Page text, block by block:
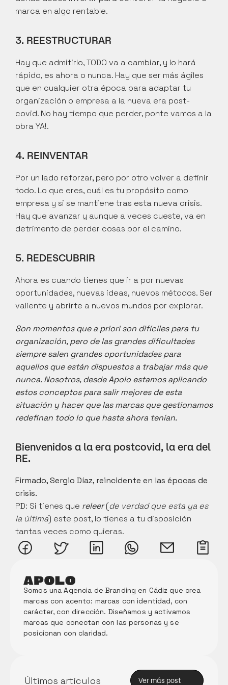
Somos una Agencia de Branding en Cádiz que crea
marcas con acento: marcas con identidad, con
carácter, con dirección. Diseñamos y activamos
marcas que conectan con las personas y se
posicionan con claridad.
marca en algo rentable.
3. REESTRUCTURAR
Hay que admitirlo, TODO va a cambiar, y lo hará
rápido, es ahora o nunca. Hay que ser más ágiles
que en cualquier otra época para adaptar tu
organización o empresa a la nueva era post-
covid. No hay tiempo que perder, ponte vamos a la
obra YA!.
4. REINVENTAR
Por un lado reforzar, pero por otro volver a definir
todo. Lo que eres, cuál es tu propósito como
empresa y si se mantiene tras esta nueva crisis.
Hay que avanzar y aunque a veces cueste, va en
detrimento de perder cosas por el camino.
5. REDESCUBRIR
Ahora es cuando tienes que ir a por nuevas
oportunidades, nuevas ideas, nuevos métodos. Ser
valiente y abrirte a nuevos mundos por explorar.
Son momentos que a priori son difíciles para tu
organización, pero de las grandes dificultades
siempre salen grandes oportunidades para
aquellos que están dispuestos a trabajar más que
nunca. Nosotros, desde Apolo estamos aplicando
estos conceptos para salir mejores de esta
situación y hacer que las marcas que gestionamos
redefinan todo lo que hasta ahora tenían.
Bienvenidos a la era postcovid, la era del
RE.
Firmado, Sergio Díaz, reincidente en las épocas de
crisis.
PD: Si tienes que releer (de verdad que esta ya es
la última) este post, lo tienes a tu disposición
tantas veces como quieras.
Últimos artículos
Ver más post
Innova
ción